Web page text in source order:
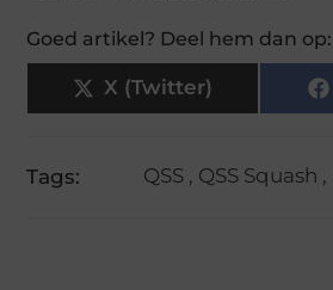
Goed artikel? Deel hem dan op:
X (Twitter)
Tags: QSS, QSS Squash ,